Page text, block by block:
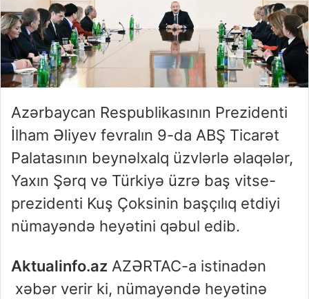
Azərbaycan Respublikasının Prezidenti
İlham Əliyev fevralın 9-da ABŞ Ticarət
Palatasının beynəlxalq üzvlərlə əlaqələr,
Yaxın Şərq və Türkiyə üzrə baş vitse-
prezidenti Kuş Çoksinin başçılıq etdiyi
nümayəndə heyətini qəbul edib.
Aktualinfo.az AZƏRTAC-a istinadən
xəbər verir ki, nümayəndə heyətinə